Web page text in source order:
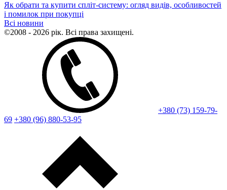
Як обрати та купити спліт-систему: огляд видів, особливостей
і помилок при покупці
Всі новини
©2008 - 2026 рік. Всі права захищені.
+380 (73) 159-79-
69 +380 (96) 880-53-95